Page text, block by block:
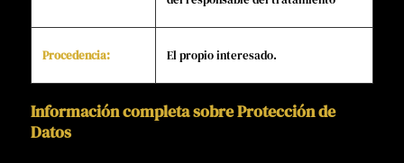
Procedencia: El propio interesado.
Información completa sobre Protección de
Datos